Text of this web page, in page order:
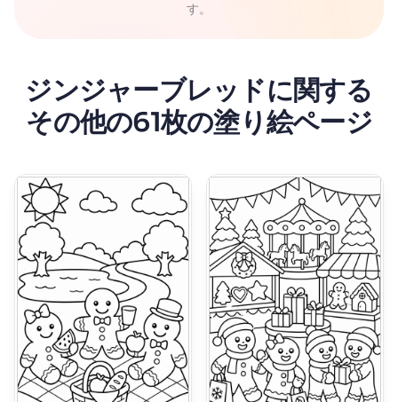
す。
ジンジャーブレッドに関する
その他の61枚の塗り絵ページ